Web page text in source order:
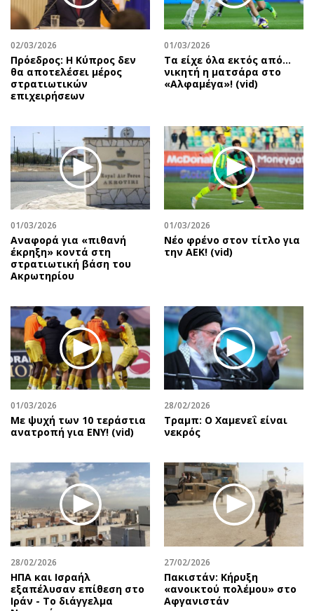
Ελλάδα
Κόσμος
Παράξενα
Πολιτισμός
Σινεμά
Μουσική
Εικαστικά
Βιβλίο
Χειρόγραφα
Συνταγές
Έξοδος
Media
Εκπομπές
Wine routes
Uncut
Προσφορές
Προσωπικότητες στην ''Κ''
Επιστολές
02/03/2026
Πρόεδρος: Η Κύπρος δεν
θα αποτελέσει μέρος
στρατιωτικών
επιχειρήσεων
01/03/2026
Τα είχε όλα εκτός από…
νικητή η ματσάρα στο
«Αλφαμέγα»! (vid)
01/03/2026
Αναφορά για «πιθανή
έκρηξη» κοντά στη
στρατιωτική βάση του
Ακρωτηρίου
01/03/2026
Νέο φρένο στον τίτλο για
την ΑΕΚ! (vid)
01/03/2026
Με ψυχή των 10 τεράστια
ανατροπή για ΕΝΥ! (vid)
28/02/2026
Τραμπ: Ο Χαμενεΐ είναι
νεκρός
28/02/2026
ΗΠΑ και Ισραήλ
εξαπέλυσαν επίθεση στο
Ιράν - Το διάγγελμα
27/02/2026
Πακιστάν: Κήρυξη
«ανοικτού πολέμου» στο
Αφγανιστάν